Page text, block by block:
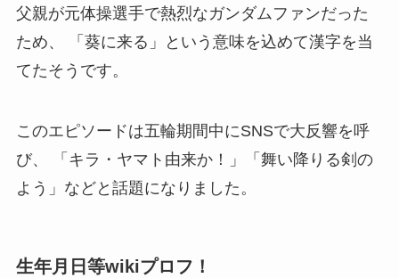
父親が元体操選手で熱烈なガンダムファンだった
ため、 「葵に来る」という意味を込めて漢字を当
てたそうです。
このエピソードは五輪期間中にSNSで大反響を呼
び、 「キラ・ヤマト由来か！」「舞い降りる剣の
よう」などと話題になりました。
生年月日等wikiプロフ！